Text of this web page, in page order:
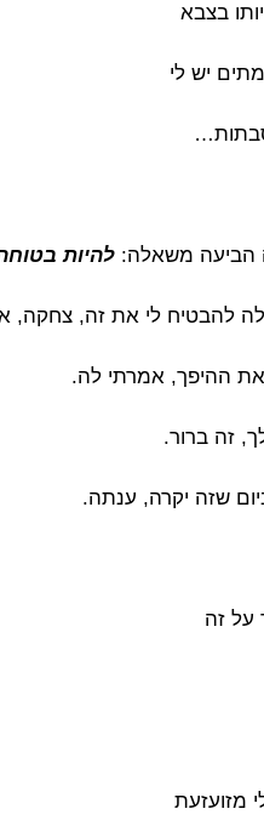
בצבא
יש לי
הביעה משאלה: להיות
להבטיח לי את זה, צחקה,
את ההיפך, אמרתי לה.
זה ברור.
שזה יקרה, ענתה.
על זה
מזועזעת